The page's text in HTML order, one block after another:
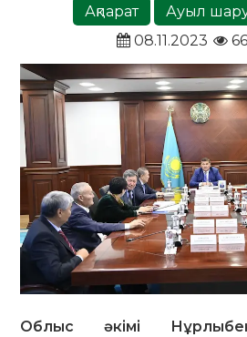
Ақпарат
Ауыл
08.11.2023
Облыс әкімі